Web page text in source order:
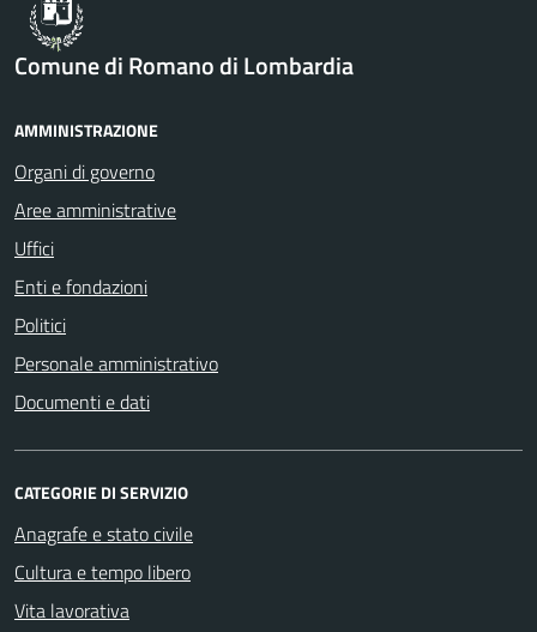
Comune di Romano di Lombardia
AMMINISTRAZIONE
Organi di governo
Aree amministrative
Uffici
Enti e fondazioni
Politici
Personale amministrativo
Documenti e dati
CATEGORIE DI SERVIZIO
Anagrafe e stato civile
Cultura e tempo libero
Vita lavorativa